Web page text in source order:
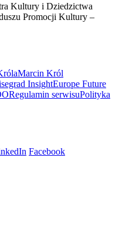
Kultury i Dziedzictwa
Promocji Kultury –
Marcin Król
InsightEurope Future
Regulamin serwisuPolityka
Facebook